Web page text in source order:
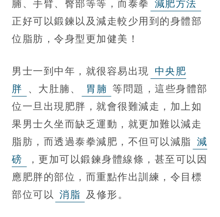
腩、手臂、臀部等等，而泰拳 減肥方法
正好可以鍛鍊以及減走較少用到的身體部
位脂肪，令身型更加健美！
男士一到中年，就很容易出現 中央肥
胖 、大肚腩、 胃腩 等問題，這些身體部
位一旦出現肥胖，就會很難減走，加上如
果男士久坐而缺乏運動，就更加難以減走
脂肪，而透過泰拳減肥，不但可以減脂 減
磅
，更加可以鍛鍊身體線條，甚至可以因
應肥胖的部位，而重點作出訓練，令目標
部位可以 消脂 及修形。